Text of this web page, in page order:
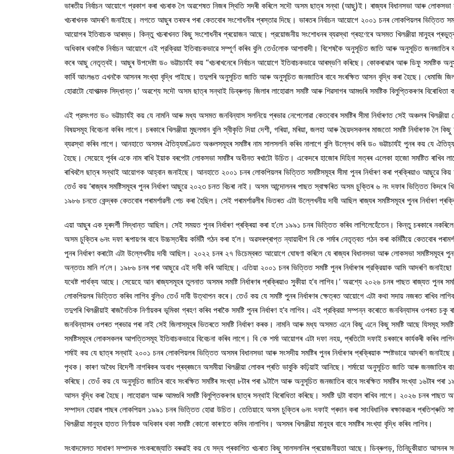
ভাৰতীয় নির্বাচন আয়োগে প্রকাশ কৰা খচৰাক লৈ অৱশেষত নিজৰ স্থিতি সদৰী কৰিলে সদৌ অসম ছাত্ৰ সন্থা (আছু)ই। ৰাজ্যৰ বিধানসভা আৰু লোকসভা
খচৰাখনক আদৰণি জনাইছে। লগতে আছুৰ তৰফৰ পৰা কেতবোৰ সংশোধনীৰ প্ৰস্তাৱ দিছে। ভাৰতৰ নিৰ্বাচন আয়োগে ২০০১ চনৰ লোকপিয়লৰ ভিত্তিত সমষ্টি
আয়োগৰ ইতিবাচক আৰম্ভ। কিন্তু খচৰাখনত কিছু সংশোধনীৰ প্ৰয়োজন আছে। প্রয়োজনীয় সংশোধনৰ ব্যৱস্থা গ্ৰহণেৰে অসমত খিলঞ্জীয়া মানুহৰ প্ৰভুত্ব
অধিকাৰ থকাকৈ নির্বাচন আয়োগে এই প্রক্রিয়া ইতিবাচকভাৱে সম্পূৰ্ণ কৰিব বুলি তেওঁলোক আশাবাদী। বিশেষকৈ অনুসূচিত জাতি আৰু অনুসূচিত জনজাতিৰ
কৰে আছু নেতৃত্বই। আছুৰ উপদেষ্টা ড০ ভট্টাচার্যই কয় “খচৰাখনেৰে নিৰ্বাচন আয়োগে ইতিবাচকভাৱে আৰম্ভণি কৰিছে। কোকৰাঝাৰ আৰু ডিফু সমষ্টিক
কাৰ্বি আংলঙত এখনকৈ আসনৰ সংখ্যা বৃদ্ধি পাইছে। তদুপৰি অনুসূচিত জাতি আৰু অনুসূচিত জনজাতিৰ বাবে সংৰক্ষিত আসন বৃদ্ধি কৰা হৈছে। ধেমাজি
হোৱাটো যোগাত্মক সিদ্ধান্ত।’ অৱশ্যে সদৌ অসম ছাত্ৰ সন্থাই ডিব্ৰুগড় জিলাৰ লাহোৱাল সমষ্টি আৰু শিৱসাগৰ আমগুৰি সমষ্টিক বিলুপ্তিকৰণৰ বিৰোধিতা
এই প্রসংগত ড০ ভট্টাচার্যই কয় যে নামনি আৰু মধ্য অসমত জনবিন্যাস সলনিয়ে প্ৰভাৱ নেপেলোৱা কেতবোৰ সমষ্টিৰ সীমা নির্ধাৰণত সেই অঞ্চলৰ
বিষয়সমূহ বিবেচনা কৰিব লাগে। চৰকাৰে খিলঞ্জীয়া মুছলমান বুলি স্বীকৃতি দিয়া দেশী, গৰিয়া, মৰিয়া, জলহা আৰু ছৈয়দসকলৰ মাজতো সমষ্টি নির্ধাৰণক লৈ
ব্যৱস্থা কৰিব লাগে। আনহাতে অসমৰ ঐতিহ্যমণ্ডিত অঞ্চলসমূহৰ সমষ্টিৰ নাম সালসলনি কৰিব নালাগে বুলি উল্লেখ কৰি ড০ ভট্টাচাৰ্যই পুনৰ কয় যে
হৈছে। সেয়েহে পূৰ্বৰ একে নাম ৰাখি ইয়াক বৰপেটা লোকসভা সমষ্টিৰ অধীনত ৰখাটো উচিত। একেদৰে হাজোৰ দিহিনা সত্ৰৰ এলেকা হাজো সমষ্টিত
ৰাখিবলৈ ছাত্ৰ সন্থাই আয়োগক আহ্বান জনাইছে। আনহাতে ২০০১ চনৰ লোকপিয়লৰ ভিত্তিত সমষ্টিসমূহৰ সীমা পুনৰ নিৰ্ধাৰণ কৰা প্ৰক্ৰিয়াও আছুৱে
তেওঁ কয় ‘ৰাজ্যৰ সমষ্টিসমূহৰ পুনৰ নিৰ্ধাৰণ আছুৱে ২০২৩ চনত বিচৰা নাই। অসম আন্দোলনৰ পাছত স্বাক্ষৰিত অসম চুক্তিৰ ৬ নং দফাৰ ভিত্তিত কিদৰে
১৯৮৬ চনতে কেন্দ্ৰক কেতবোৰ পৰামৰ্শাৱলী পেচ কৰা হৈছিল। সেই পৰামৰ্শাৱলীৰ ভিতৰত এটা উল্লেখনীয় দাবী আছিল ৰাজ্যৰ সমষ্টিসমূহৰ পুনৰ নিৰ্ধাৰণ
এয়া আছুৰ এক দূৰদৰ্শী সিদ্ধান্ত আছিল। সেই সময়ত পুনৰ নিৰ্ধাৰণ প্ৰক্ৰিয়া কৰা হ’লে ১৯৯১ চনৰ ভিত্তিত কৰিব লাগিলেহেঁতেন। কিন্তু চৰকাৰে
অসম চুক্তিৰ ৬নং দফা ৰূপায়ণৰ বাবে উচ্চস্তৰীয় কমিটী গঠন কৰা হ’ল। অৱসৰপ্ৰাপ্ত ন্যায়াধীশ বি কে শৰ্মাৰ নেতৃত্বত গঠন কৰা কমিটীয়ে কেতবোৰ
পুনৰ নিৰ্ধাৰণ কৰাটো এটা উল্লেখনীয় দাবী আছিল। ২০২২ চনৰ ২৭ ডিচেম্বৰত আয়োগে ঘোষণা কৰিলে যে ৰাজ্যৰ বিধানসভা আৰু লোকসভা সমষ্টিসমূহৰ পুনৰ
অন্ততঃ মানি ল’লে। ১৯৮৬ চনৰ পৰা আছুৱে এই দাবী কৰি আহিছে। এতিয়া ২০০১ চনৰ ভিত্তিত সমষ্টি পুনৰ নিৰ্ধাৰণৰ প্রক্রিয়াক আমি আদৰণি
যথেষ্ট পার্থক্য আছে। সেয়েহে আন ৰাজ্যসমূহৰ তুলনাত অসমৰ সমষ্টি নিৰ্ধাৰণৰ প্ৰক্ৰিয়াও সুকীয়া হ’ব লাগিব।’ অৱশ্যে ২০২৬ চনৰ পাছত ৰাজ্যত পুনৰ
লোকপিয়লৰ ভিত্তিত কৰিব লাগিব বুলিও তেওঁ দাবী উত্থাপন কৰে। তেওঁ কয় যে সমষ্টি পুনৰ নিৰ্ধাৰণৰ ক্ষেত্ৰত আয়োগে এটা কথা সদায় নজৰত ৰাখিব
তদুপৰি খিলঞ্জীয়াই ৰাজনৈতিক নির্ণায়কৰ ভূমিকা গ্ৰহণ কৰিব পৰাকৈ সমষ্টি পুনৰ নিৰ্ধাৰণ হ’ব লাগিব। এই প্রক্রিয়া সম্পন্ন কৰোতে জনবিন্যাসৰ ওপৰত চকু
জনবিন্যাসৰ ওপৰত প্ৰভাৱ পৰা নাই সেই জিলাসমূহৰ ভিতৰতে সমষ্টি নির্ধাৰণ কৰক। নামনি আৰু মধ্য অসমত এনে কিছু এনে কিছু সমষ্টি আছে যিসমূহ
সমষ্টিসমূহৰ লোকসকলৰ আপত্তিসমূহ ইতিবাচকভাৱে বিবেচনা কৰিব লাগে। বি কে শৰ্মা আয়োগৰ এটা দফা নহয়, প্ৰতিটো দফাই চৰকাৰে কাৰ্যকৰী কৰিব
শৰ্মাই কয় যে ছাত্ৰ সন্থাই ২০০১ চনৰ লোকপিয়লৰ ভিত্তিত অসমৰ বিধানসভা আৰু সংসদীয় সমষ্টিৰ পুনৰ নিৰ্ধাৰণৰ প্ৰক্ৰিয়াক স্পষ্টভাৱে আদৰণি
পৃথক। কাৰণ অবৈধ বিদেশী নাগৰিকৰ অবাধ প্ৰব্ৰজনে অসমীয়া খিলঞ্জীয়া লোকৰ প্ৰতি ভাবুকি কঢ়িয়াই আনিছে। শর্মায়ো অনুসূচিত জাতি আৰু জনজাতিৰ
কৰিছে। তেওঁ কয় যে অনুসূচিত জাতিৰ বাবে সংৰক্ষিত সমষ্টিৰ সংখ্যা ৮টাৰ পৰা ৯টালৈ আৰু অনুসূচিত জনজাতিৰ বাবে সংৰক্ষিত সমষ্টিৰ সংখ্যা ১৬টাৰ পৰা
আসন বৃদ্ধি কৰা হৈছে। লাহোৱাল আৰু আমগুৰি সমষ্টি বিলুপ্তিকৰণৰ ছাত্ৰ সন্থাই বিৰোধিতা কৰিছে। সমষ্টি দুটা বাহাল ৰাখিব লাগে। ২০২৬ চনৰ পাছত
সম্পাদন হোৱাৰ পাছৰ লোকপিয়ল ১৯৯১ চনৰ ভিত্তিত হোৱা উচিত। তেতিয়াহে অসম চুক্তিৰ ৬নং দফাই প্ৰদান কৰা সাংবিধানিক ৰক্ষাকৱচৰ প্ৰতিশ্ৰুতি
খিলঞ্জীয়া মানুহৰ হাতত নির্ণায়ক অধিকাৰ থকা সমষ্টি কোনো কাৰণতে কমিব নালাগিব। অসমৰ খিলঞ্জীয়া মানুহৰ বাবে সমষ্টিৰ সংখ্যা বৃদ্ধি কৰিব লাগিব।
সংবাদমেলত সাধাৰণ সম্পাদক শংকৰজ্যোতি বৰুৱাই কয় যে সদ্য প্ৰকাশিত খচৰাত কিছু সালসলনিৰ প্ৰয়োজনীয়তা আছে। ডিব্ৰুগড়, তিনিচুকীয়াত আসনৰ